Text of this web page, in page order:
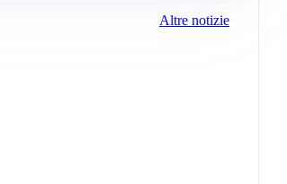
Altre notizie